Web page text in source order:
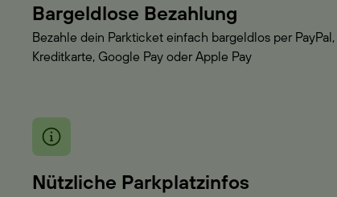
Bargeldlose Bezahlung
Bezahle dein Parkticket einfach bargeldlos per PayPal,
Kreditkarte, Google Pay oder Apple Pay
Nützliche Parkplatzinfos